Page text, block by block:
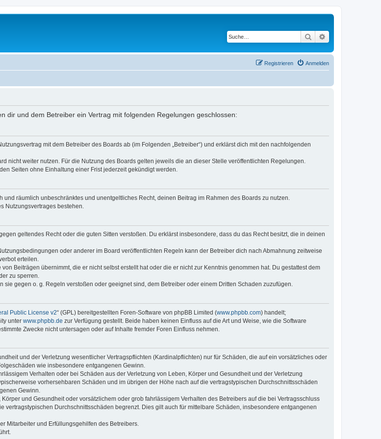
Suche
Anmelden
Registrieren
dir und dem Betreiber ein Vertrag mit folgenden Regelungen geschlossen:
mit dem Betreiber des Boards ab (im Folgenden „Betreiber“) und erklärst dich mit den nachfolgenden
nicht weiter nutzen. Für die Nutzung des Boards gelten jeweils die an dieser Stelle veröffentlichten Regelungen.
Seiten ohne Einhaltung einer Frist jederzeit gekündigt werden.
räumlich unbeschränktes und unentgeltliches Recht, deinen Beitrag im Rahmen des Boards zu nutzen.
Nutzungsvertrages bestehen.
geltendes Recht oder die guten Sitten verstoßen. Du erklärst insbesondere, dass du das Recht besitzt, die in deinen
oder anderer im Board veröffentlichten Regeln kann der Betreiber dich nach Abmahnung zeitweise
erteilen.
Beiträgen übernimmt, die er nicht selbst erstellt hat oder die er nicht zur Kenntnis genommen hat. Du gestattest dem
zu sperren.
gegen o. g. Regeln verstoßen oder geeignet sind, dem Betreiber oder einem Dritten Schaden zuzufügen.
Public License v2“ (GPL) bereitgestellten Foren-Software von phpBB Limited (www.phpbb.com) handelt;
unter www.phpbb.de zur Verfügung gestellt. Beide haben keinen Einfluss auf die Art und Weise, wie die Software
Zwecke nicht untersagen oder auf Inhalte fremder Foren Einfluss nehmen.
und der Verletzung wesentlicher Vertragspflichten (Kardinalpflichten) nur für Schäden, die auf ein vorsätzliches oder
wie insbesondere entgangenen Gewinn.
Verhalten oder bei Schäden aus der Verletzung von Leben, Körper und Gesundheit und der Verletzung
vorhersehbaren Schäden und im übrigen der Höhe nach auf die vertragstypischen Durchschnittsschäden
Gewinn.
und Gesundheit oder vorsätzlichem oder grob fahrlässigem Verhalten des Betreibers auf die bei Vertragsschluss
Durchschnittsschäden begrenzt. Dies gilt auch für mittelbare Schäden, insbesondere entgangenen
Mitarbeiter und Erfüllungsgehilfen des Betreibers.